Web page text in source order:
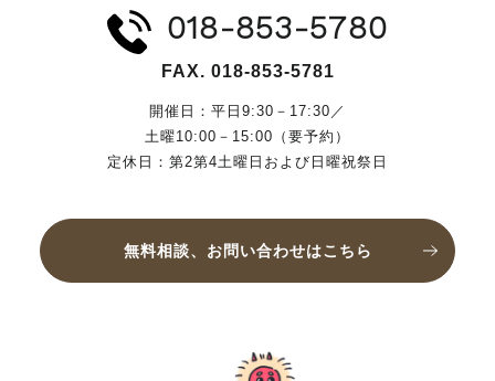
018-853-5780
FAX. 018-853-5781
開催日：平日9:30－17:30／
土曜10:00－15:00（要予約）
定休日：第2第4土曜日および日曜祝祭日
無料相談、お問い合わせはこちら